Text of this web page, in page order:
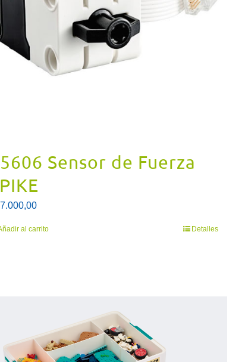
Sensor de Fuerza
al carrito Detalles